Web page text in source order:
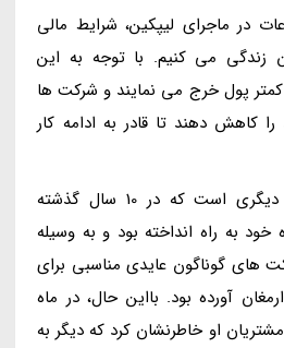
در ماجرای لیپکین، شرایط مالی
زندگی می کنیم. با توجه به این
پول خرج می نمایند و شرکت ها
کاهش دهند تا قادر به ادامه کار
اریک فاین محتوانویس دیگری است که در 10 سال گذشته
به راه انداخته بود و به وسیله
های گوناگون عایدی مناسبی برای
آورده بود. بااین حال، در ماه
او خاطرنشان کرد که دیگر به